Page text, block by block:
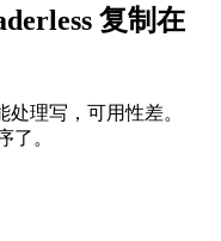
复制在
处理写，可用性差。
了。